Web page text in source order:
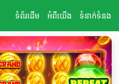
ទំព័រដើម អំពីយើង ទំនាក់ទំនង